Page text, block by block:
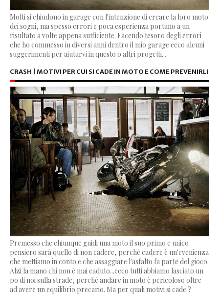
Molti si chiudono in garage con l'intenzione di creare la loro moto
dei sogni, ma spesso errori e poca esperienza portano a un
risultato a volte appena sufficiente. Facendo tesoro degli errori
che ho commesso in diversi anni dentro il mio garage ecco alcuni
suggerimenti per aiutarvi in questo o altri progetti...
CRASH | MOTIVI PER CUI SI CADE IN MOTO E COME PREVENIRLI
Premesso che chiunque guidi una moto il suo primo e unico
pensiero sarà quello di non cadere, perchè cadere è un'evenienza
che mettiamo in conto e che assaggiare l'asfalto fa parte del gioco.
Alzi la mano chi non è mai caduto...ecco tutti abbiamo lasciato un
po di noi sulla strade, perchè andare in moto è pericoloso oltre
ad avere un equilibrio precario. Ma per quali motivi si cade ?